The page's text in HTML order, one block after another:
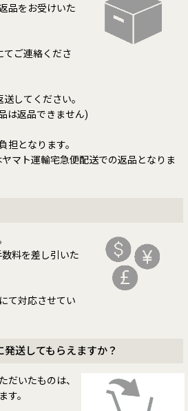
品をお受けいた
てご連絡くださ
してください。
は返品できません)
担となります。
マト運輸宅急便配送での返品となりま
料を差し引いた
て対応させてい
送してもらえますか？
だいたものは、
す。